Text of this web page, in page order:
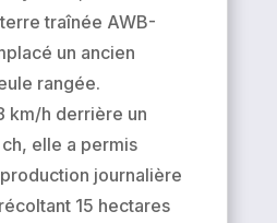
traînée AWB-
un ancien
rangée.
km/h derrière un
elle a permis
journalière
15 hectares